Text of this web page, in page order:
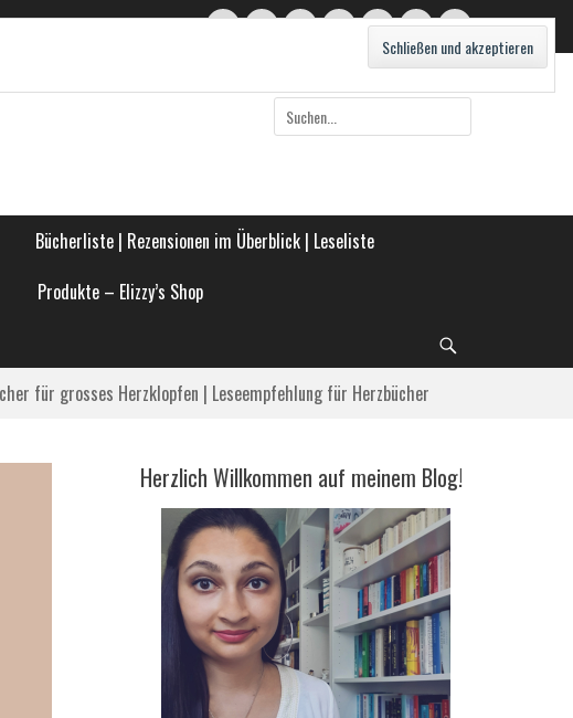
WordPress
PinterestInstagramWebseite
Suche
nach:
Bücherliste | Rezensionen im Überblick | Leseliste
Produkte – Elizzy’s Shop
für grosses Herzklopfen | Leseempfehlung für Herzbücher
Herzlich Willkommen auf meinem Blog!